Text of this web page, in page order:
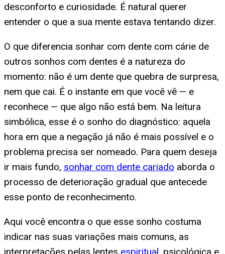
desconforto e curiosidade. É natural querer
entender o que a sua mente estava tentando dizer.
O que diferencia sonhar com dente com cárie de
outros sonhos com dentes é a natureza do
momento: não é um dente que quebra de surpresa,
nem que cai. É o instante em que você vê — e
reconhece — que algo não está bem. Na leitura
simbólica, esse é o sonho do diagnóstico: aquela
hora em que a negação já não é mais possível e o
problema precisa ser nomeado. Para quem deseja
ir mais fundo, sonhar com dente cariado aborda o
processo de deterioração gradual que antecede
esse ponto de reconhecimento.
Aqui você encontra o que esse sonho costuma
indicar nas suas variações mais comuns, as